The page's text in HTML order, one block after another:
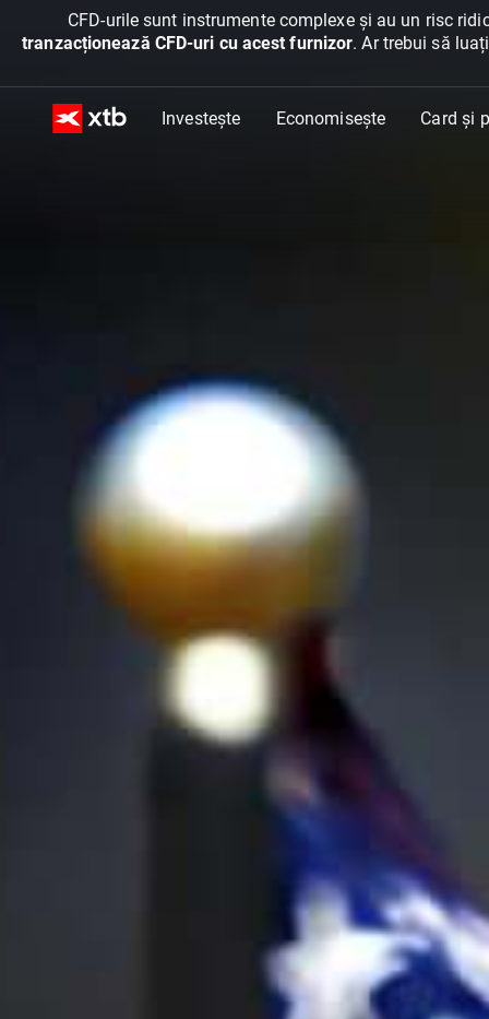
CFD-urile sunt instrumente complexe și au un risc
tranzacționează CFD-uri cu acest furnizor. Ar trebui să
Investește Economisește Card și